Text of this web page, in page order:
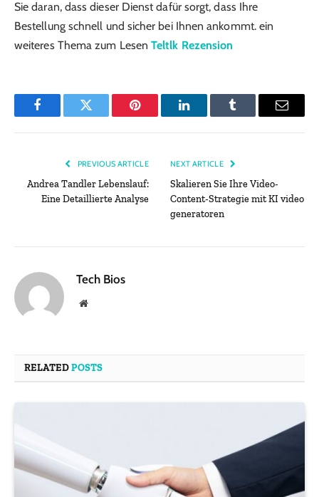
Sie daran, dass dieser Dienst dafür sorgt, dass Ihre
Bestellung schnell und sicher bei Ihnen ankommt. ein
weiteres Thema zum LesenTeltlk Rezension
FacebookTwitter Pinterest LinkedInTumblr Email
PREVIOUS ARTICLE
Andrea Tandler Lebenslauf:
Eine Detaillierte Analyse
NEXT ARTICLE
Skalieren Sie Ihre Video-
Content-Strategie mit KI video
generatoren
Tech Bios
Website
RELATEDPOSTS